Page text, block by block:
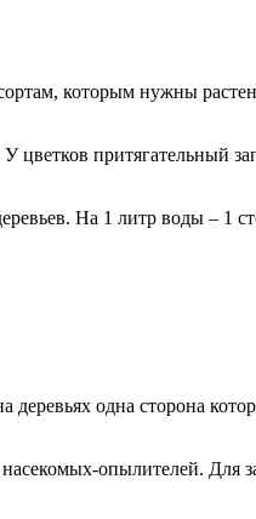
которым нужны
притягательный
На 1 литр воды – 1
одна сторона
насекомых-опылителей.